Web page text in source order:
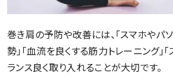
巻き肩の予防や改善には、「スマホやパ
勢」「血流を良くする筋力トレーニング」
ランス良く取り入れることが大切です。